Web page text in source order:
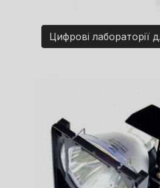
Цифрові лабораторії